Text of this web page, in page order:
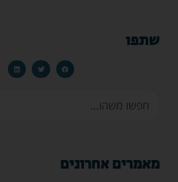
שתפו
מאמרים אחרונים